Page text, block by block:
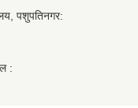
पशुपतिनगर:
: